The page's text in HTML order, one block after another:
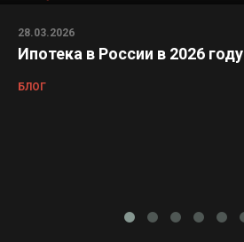
28.03.2026
Ипотека в России в 2026 году
БЛОГ